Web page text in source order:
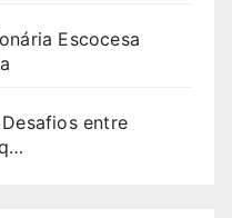
Escocesa
entre